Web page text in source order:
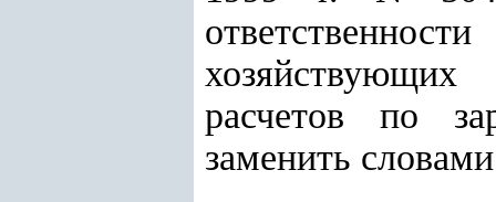
хозяйствующих
расчетов по
заменить